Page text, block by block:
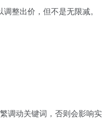
整出价，但不是无限减。
动关键词，否则会影响实